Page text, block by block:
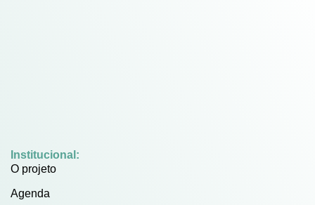
Institucional:
O projeto
Agenda